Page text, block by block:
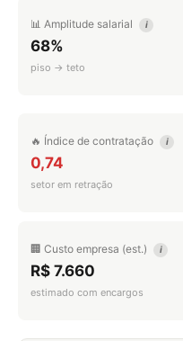
📊 Amplitude salarial i
68%
piso → teto
🔥 Índice de contratação i
0,74
setor em retração
🏢 Custo empresa (est.) i
R$ 7.660
estimado com encargos